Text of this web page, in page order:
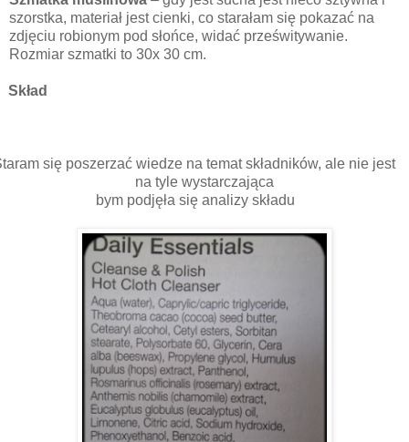
szorstka, materiał jest cienki, co starałam się pokazać na
zdjęciu robionym pod słońce, widać prześwitywanie.
Rozmiar szmatki to 30x 30 cm.
Skład
się poszerzać wiedze na temat składników, ale nie jest
na tyle wystarczająca
bym podjęła się analizy składu